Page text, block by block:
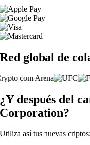
Red global de
¿Y después del
Corporation?
Utiliza así tus nuevas criptos: